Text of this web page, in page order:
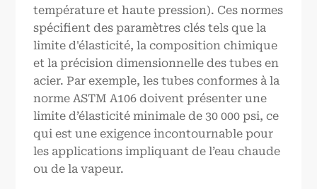
température et haute pression). Ces normes
spécifient des paramètres clés tels que la
limite d'élasticité, la composition chimique
et la précision dimensionnelle des tubes en
acier. Par exemple, les tubes conformes à la
norme ASTM A106 doivent présenter une
limite d’élasticité minimale de 30 000 psi, ce
qui est une exigence incontournable pour
les applications impliquant de l’eau chaude
ou de la vapeur.